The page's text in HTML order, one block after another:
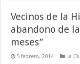
Vecinos de la
abandono de
meses”
5 febrero, 2014 La